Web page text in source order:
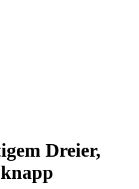
Dreier,